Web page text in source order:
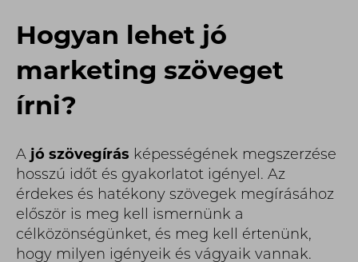
Hogyan lehet jó
marketing szöveget
írni?
A jó szövegírás képességének megszerzése
hosszú időt és gyakorlatot igényel. Az
érdekes és hatékony szövegek megírásához
először is meg kell ismernünk a
célközönségünket, és meg kell értenünk,
hogy milyen igényeik és vágyaik vannak.